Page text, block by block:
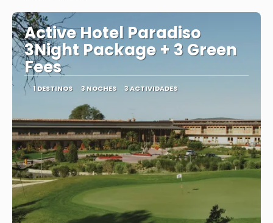
Active Hotel Paradiso
3Night Package + 3 Green
Fees
1 DESTINOS 3 NOCHES 3 ACTIVIDADES